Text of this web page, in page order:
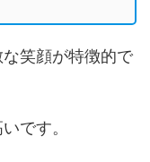
笑顔が特徴的で
です。